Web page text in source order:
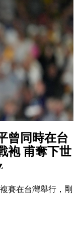
曾同時在台
袍 甫奪下世
賽在台灣舉行，剛